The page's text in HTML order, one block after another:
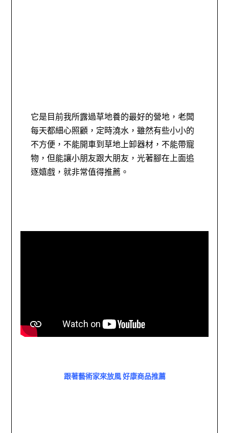
它是目前我所露過草地養的最好的營地，老闆
每天都細心照顧，定時澆水，雖然有些小小的
不方便，不能開車到草地上卸器材，不能帶寵
物，但能讓小朋友跟大朋友，光著腳在上面追
逐嬉戲，就非常值得推薦。
跟著藝術家來放風 好康商品推薦